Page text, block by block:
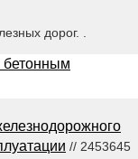
дорог. .
бетонным
// 2453645